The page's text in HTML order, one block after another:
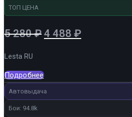
ТОП ЦЕНА
5 280₽ Первоначальная
5
280 ₽.
4 488 ₽Текущая
Lesta RU
Подробнее
Автовыдача
Бои: 94.8k